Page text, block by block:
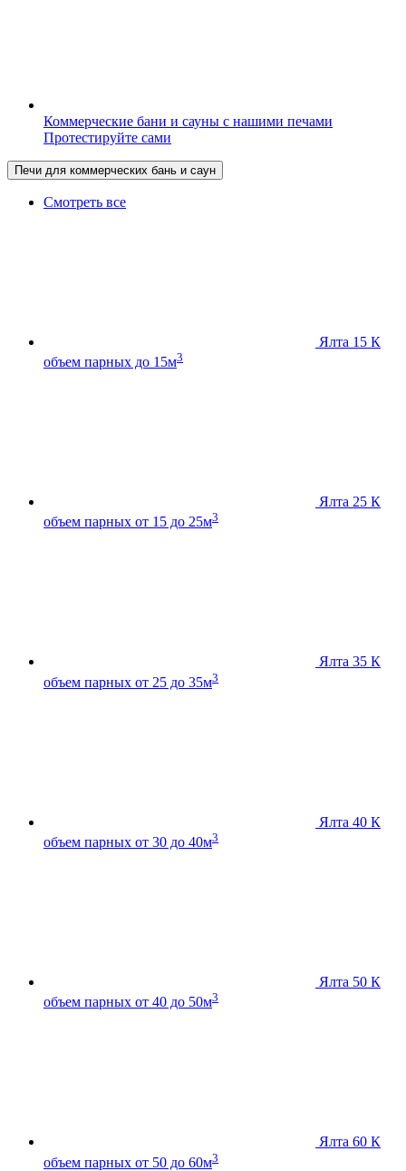
Коммерческие бани и сауны с нашими печами
Протестируйте сами
Печи для коммерческих бань и саун
Смотреть все
Ялта 15 К
объем парных до 15м3
Ялта 25 К
объем парных от 15 до 25м3
Ялта 35 К
объем парных от 25 до 35м3
Ялта 40 К
объем парных от 30 до 40м3
Ялта 50 К
объем парных от 40 до 50м3
Ялта 60 К
объем парных от 50 до 60м3